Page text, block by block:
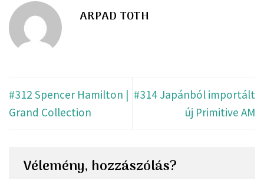
ARPAD TOTH
#312 Spencer Hamilton |
Grand Collection
#314 Japánból importált
új Primitive AM
Vélemény, hozzászólás?